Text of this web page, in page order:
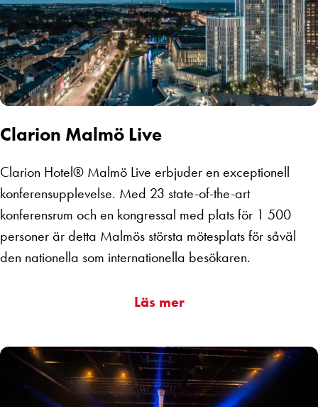
Clarion Malmö Live
Clarion Hotel® Malmö Live erbjuder en exceptionell
konferensupplevelse. Med 23 state-of-the-art
konferensrum och en kongressal med plats för 1 500
personer är detta Malmös största mötesplats för såväl
den nationella som internationella besökaren.
Läs mer